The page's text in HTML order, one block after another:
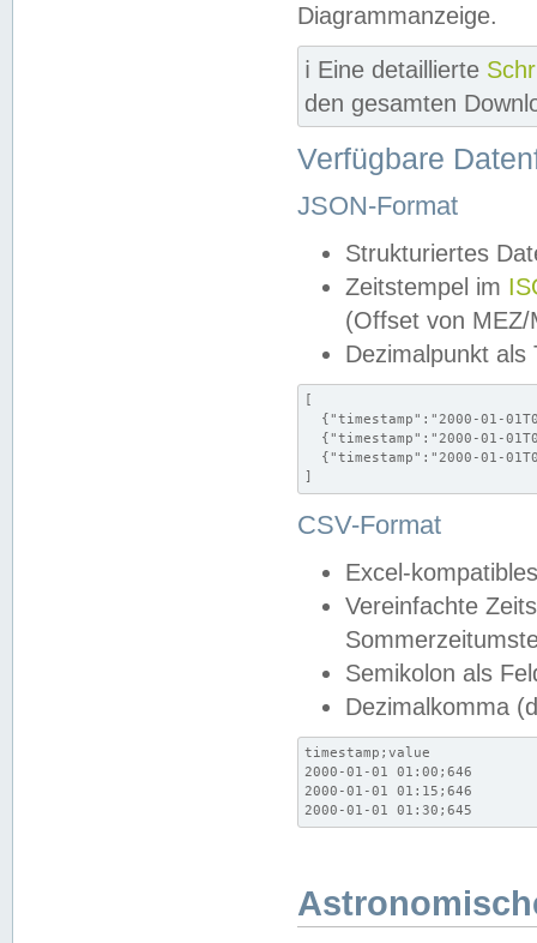
Diagrammanzeige.
ℹ️ Eine detaillierte
den gesamten
Verfügbare
JSON-Format
Strukturiertes
Zeitstempel im
(Offset von MEZ/
Dezimalpunkt als
[
{"timestamp":"2000-01-
{"timestamp":"2000-01-
{"timestamp":"2000-01-
]
CSV-Format
Excel-
Vereinfachte
Semikolon als
Dezimalkomma
timestamp;value
2000-01-01 01:00;646
2000-01-01 01:15;646
2000-01-01 01:30;645